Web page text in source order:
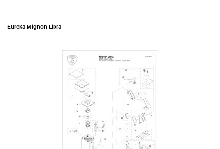
Eureka Mignon Libra